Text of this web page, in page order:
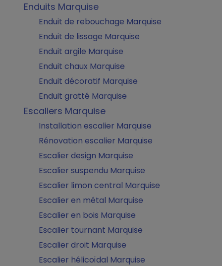
Enduits Marquise
Enduit de rebouchage Marquise
Enduit de lissage Marquise
Enduit argile Marquise
Enduit chaux Marquise
Enduit décoratif Marquise
Enduit gratté Marquise
Escaliers Marquise
Installation escalier Marquise
Rénovation escalier Marquise
Escalier design Marquise
Escalier suspendu Marquise
Escalier limon central Marquise
Escalier en métal Marquise
Escalier en bois Marquise
Escalier tournant Marquise
Escalier droit Marquise
Escalier hélicoïdal Marquise